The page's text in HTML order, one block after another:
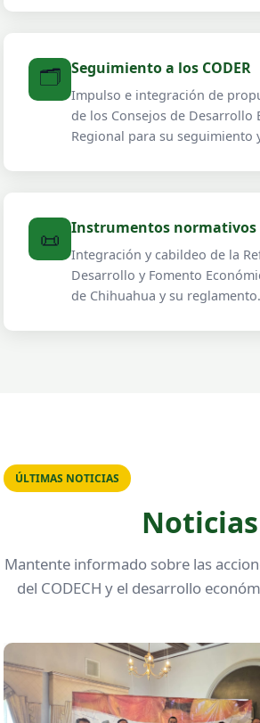
🗂️ Seguimiento a los CODER
Impulso e integración de
de los Consejos de Desarrollo
Regional para su seguimiento
📜 Instrumentos normativos
Integración y cabildeo de la
Desarrollo y Fomento
de Chihuahua y su reglamento.
ÚLTIMAS NOTICIAS
Noticias
Mantente informado sobre las
del CODECH y el desarrollo